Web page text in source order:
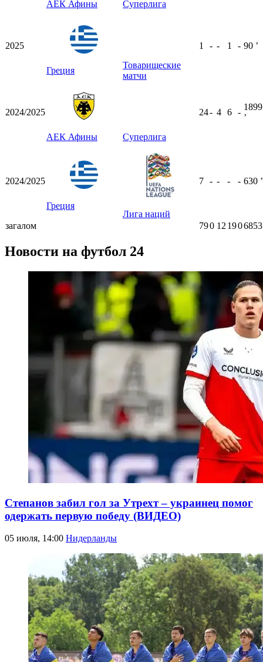
АЕК Афины Суперлига
2025
Греция
Товарищеские
матчи
1 - - 1 - 90 ʼ
2024/2025
АЕК Афины Суперлига
24- 4 6 -
1899
ʼ
2024/2025
Греция
Лига наций
7 - - - - 630 ʼ
загалом 790 12 190
Новости на футбол 24
Степанов забил гол за Утрехт – украинец помог
одержать первую победу (ВИДЕО)
05 июля, 14:00 Нидерланды